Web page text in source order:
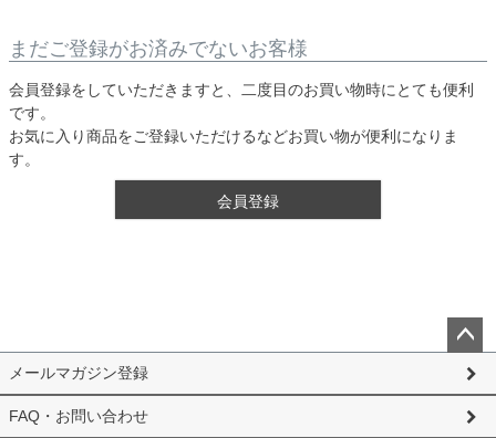
まだご登録がお済みでないお客様
会員登録をしていただきますと、二度目のお買い物時にとても便利
です。
お気に入り商品をご登録いただけるなどお買い物が便利になりま
す。
会員登録
ペー
ップ
メールマガジン登録
FAQ・お問い合わせ